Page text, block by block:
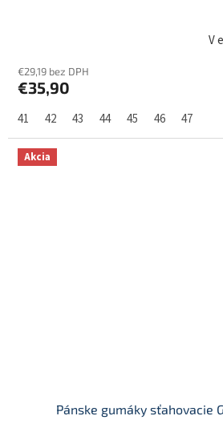
V
€29,19 bez DPH
€35,90
41 42 43 44 45 46 47
Akcia
Pánske gumáky sťahovacie